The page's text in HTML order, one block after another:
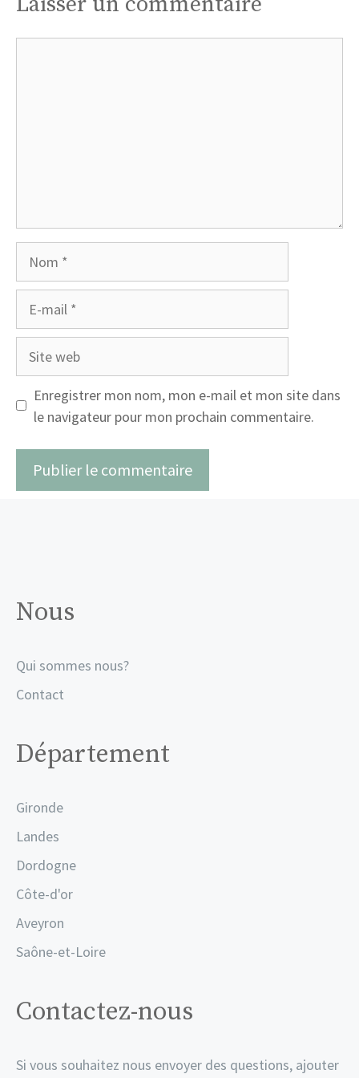
Site
Enregistrer mon nom, mon e-mail et mon site dans
le navigateur pour mon prochain commentaire.
Nous
Qui sommes nous?
Contact
Département
Gironde
Landes
Dordogne
Côte-d'or
Aveyron
Saône-et-Loire
Contactez-nous
Si vous souhaitez nous envoyer des questions, ajouter